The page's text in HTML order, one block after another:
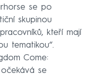
se po
skupinou
kteří mají
tematikou“.
Come:
se